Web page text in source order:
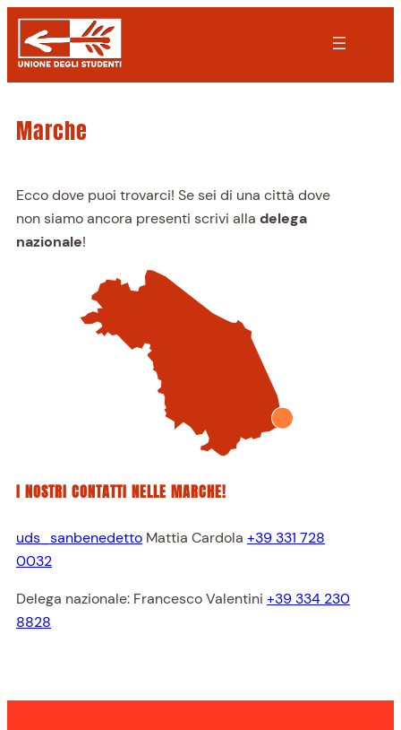
Vai
contenuto
Marche
Ecco dove puoi trovarci! Se sei di una città dove
non siamo ancora presenti scrivi alla delega
nazionale!
I NOSTRI CONTATTI NELLE MARCHE!
uds_sanbenedetto Mattia Cardola +39 331 728
0032
Delega nazionale: Francesco Valentini +39 334 230
8828